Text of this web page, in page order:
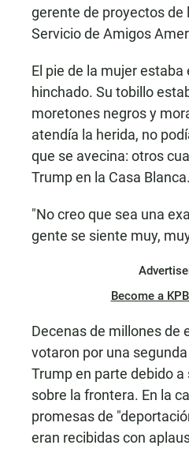
gerente de proyectos de
Servicio de Amigos
El pie de la mujer
hinchado. Su tobillo
moretones negros y
atendía la herida, no
que se avecina: otros
Trump en la Casa Blanca.
"No creo que sea una
gente se siente muy,
Become a
Decenas de millones de
votaron por una
Trump en parte debido
sobre la frontera. En la
promesas de
eran recibidas con